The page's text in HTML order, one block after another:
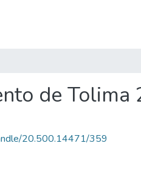
de
20.500.14471/359